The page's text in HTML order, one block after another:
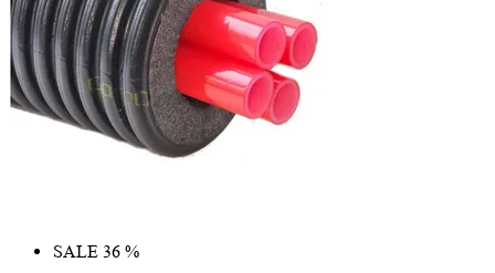
SALE 36 %